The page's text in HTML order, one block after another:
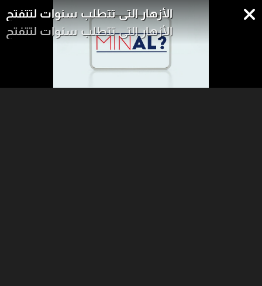
الأزهار التي تتطلب سنوات لتتفتح
الأزهار التي تتطلب سنوات لتتفتح